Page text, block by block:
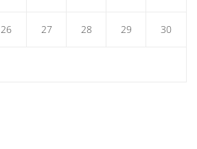
26 27 28 29 30